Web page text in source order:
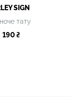
SIGN
тату
190 ₴